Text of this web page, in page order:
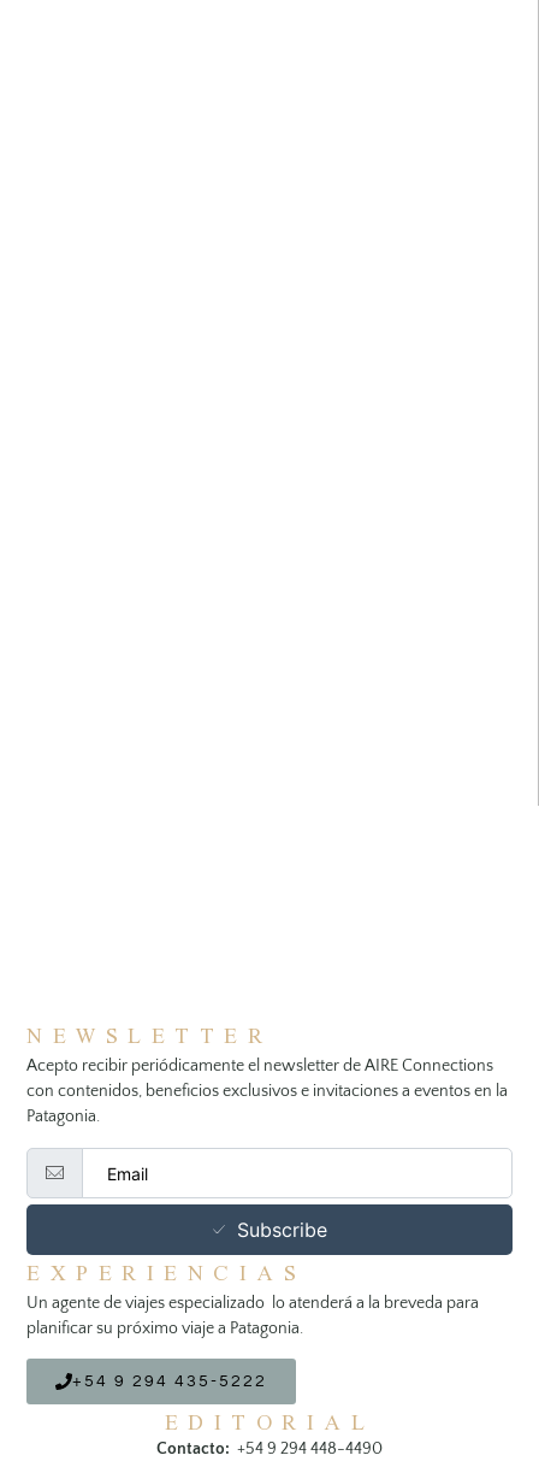
NEWSLETTER
Acepto recibir periódicamente el newsletter de AIRE Connections
con contenidos, beneficios exclusivos e invitaciones a eventos en la
Patagonia.
Subscribe
EXPERIENCIAS
Un agente de viajes especializado lo atenderá a la breveda para
planificar su próximo viaje a Patagonia.
+54 9 294 435-5222
EDITORIAL
Contacto: +54 9 294 448-4490